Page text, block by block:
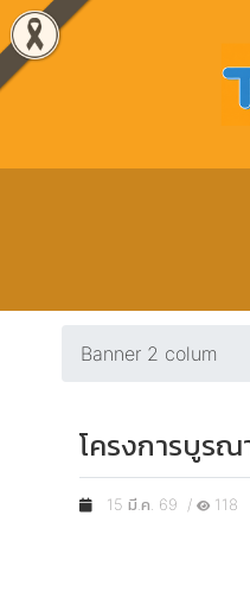
Banner 2 colum
โครงการบูรณ
15 มี.ค. 69 / 118